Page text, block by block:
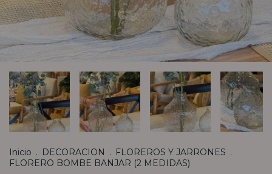
Inicio . DECORACION . FLOREROS Y JARRONES .
FLORERO BOMBE BANJAR (2 MEDIDAS)